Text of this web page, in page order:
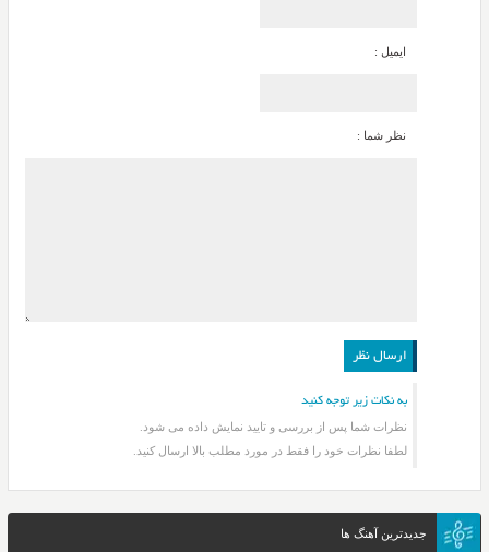
ایمیل :
نظر شما :
به نکات زیر توجه کنید
نظرات شما پس از بررسی و تایید نمایش داده می شود.
لطفا نظرات خود را فقط در مورد مطلب بالا ارسال کنید.
جدیدترین آهنگ ها